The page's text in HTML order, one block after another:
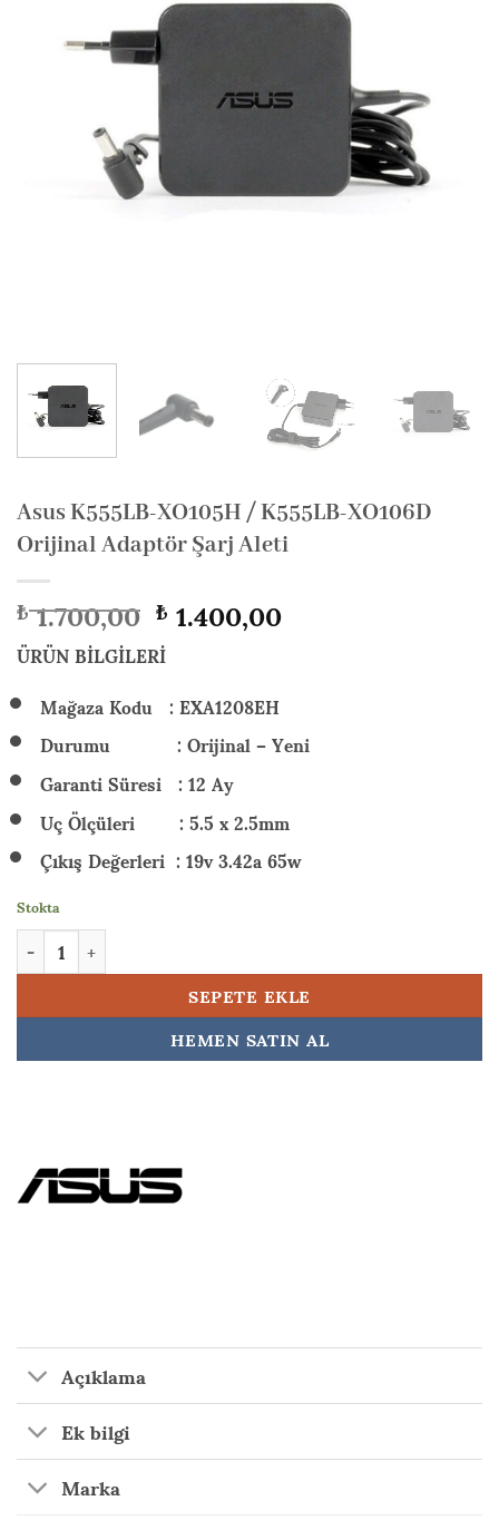
Asus K555LB-XO105H / K555LB-XO106D
Orijinal Adaptör Şarj Aleti
₺1.700,00 Orijinal
fiyat:
₺ 1.700,00.
₺1.400,00Şuandaki
ÜRÜN BİLGİLERİ
Mağaza Kodu : EXA1208EH
Durumu : Orijinal – Yeni
Garanti Süresi : 12 Ay
Uç Ölçüleri : 5.5 x 2.5mm
Çıkış Değerleri : 19v 3.42a 65w
Stokta
Asus K555LB-XO105H / K555LB-XO106D Orijinal Adaptör
SEPETE EKLE
HEMEN SATIN AL
Açıklama
Ek bilgi
Marka